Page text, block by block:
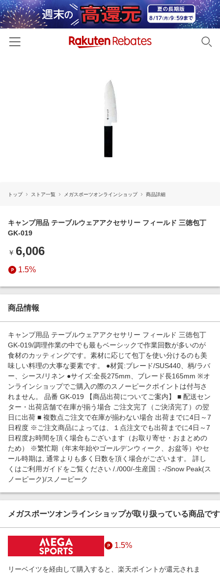
キッズ・ベビー用品
エンタメ
インテリア・寝具
ペット・花・DIY・車
旅行・レジャー・ホテル予約
生活・お役立ち
金融・マネー・保険
デジタルコンテンツ
ビジネス・その他サービス
電子書籍特集
楽天サービス特集
旅行特集
わくわく夏特集
Apple公式サイト×楽天カード分割払い
Qoo10メガポ
週末の高還元 夏の長期版
トップ ストア一覧 メガスポーツオンラインショップ 商品詳細
キャンプ用品 テーブルウェアアクセサリー フィールド 三徳包丁
GK-019
￥ 6,006
1.5%
商品情報
キャンプ用品 テーブルウェアアクセサリー フィールド 三徳包丁
GK-019/調理作業の中でも最もベーシックで作業回数が多いのが
食材のカッティングです。素材に応じて包丁を使い分けるのも美
味しい料理の大事な要素です。 ●材質:ブレード/SUS440、柄/ラバ
ー、シース/リネン ●サイズ:全長275mm、ブレード長165mm ※オ
ンラインショップでご購入の際のスノーピークポイントは付与さ
れません。 品番 GK-019 【商品出荷についてご案内】 ■ 配送セン
ター・出荷店舗で在庫が揃う場合 ご注文完了（ご決済完了）の翌
日に出荷 ■ 複数点ご注文で在庫が揃わない場合 出荷までに4日～7
日程度 ※ご注文商品によっては、１点注文でも出荷までに4日～7
日程度お時間を頂く場合もございます（お取り寄せ・おまとめの
ため） ※繁忙期（年末年始やゴールデンウィーク、お盆等）やセ
ール時期は, 通常よりも多く日数を頂く場合がございます。 詳し
くはご利用ガイドをご覧ください /./000/-生産国：-/Snow Peak(ス
ノーピーク)/スノーピーク
メガスポーツオンラインショップが取り扱っている商品です
1.5%
リーベイツを経由して購入すると、楽天ポイントが還元されま